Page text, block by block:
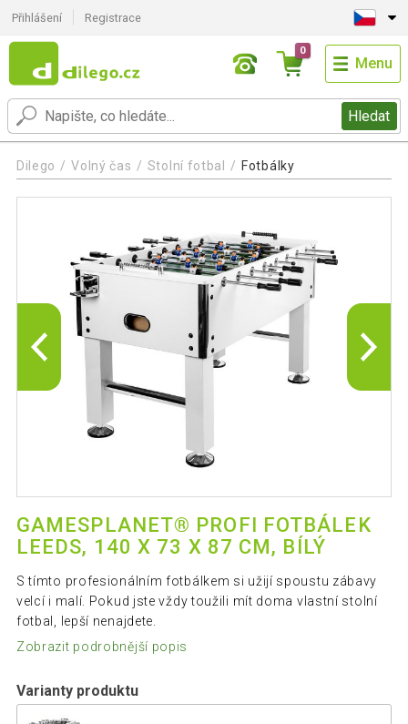
Přihlášení Registrace
Hledat
0
Menu
Dilego Volný čas Stolní fotbal Fotbálky
GAMESPLANET® PROFI FOTBÁLEK
LEEDS, 140 X 73 X 87 CM, BÍLÝ
S tímto profesionálním fotbálkem si užijí spoustu zábavy
velcí i malí. Pokud jste vždy toužili mít doma vlastní stolní
fotbal, lepší nenajdete.
Zobrazit podrobnější popis
Varianty produktu